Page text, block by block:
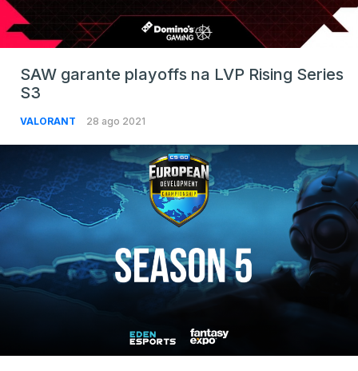
SAW garante playoffs na LVP Rising Series
S3
VALORANT 28 ago 2021